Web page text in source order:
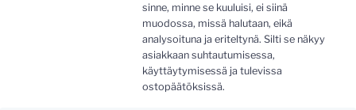
sinne, minne se kuuluisi, ei siinä
muodossa, missä halutaan, eikä
analysoituna ja eriteltynä. Silti se näkyy
asiakkaan suhtautumisessa,
käyttäytymisessä ja tulevissa
ostopäätöksissä.